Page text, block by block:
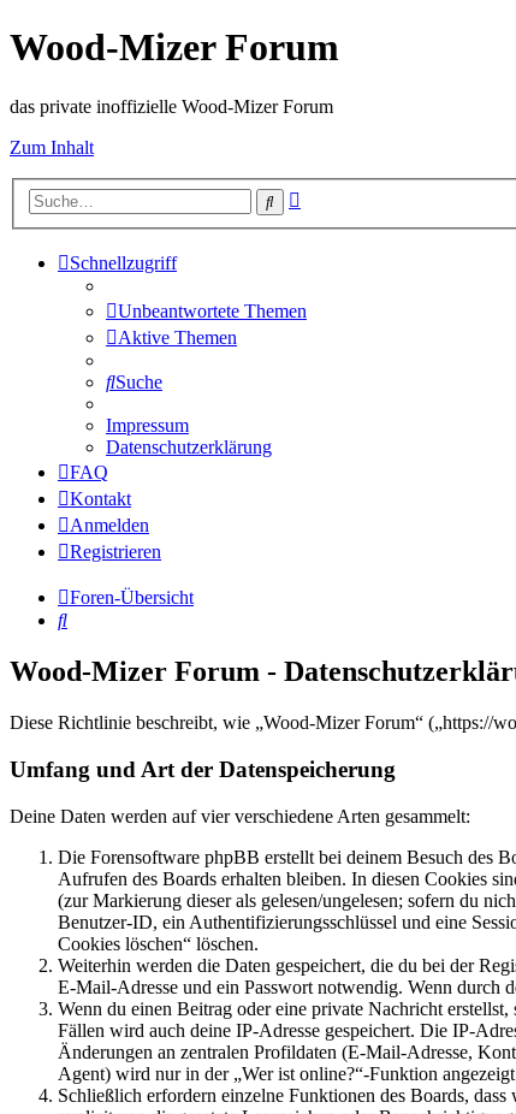
Wood-Mizer Forum
das private inoffizielle Wood-Mizer Forum
Zum Inhalt
Suche
Schnellzugriff
Unbeantwortete Themen
Aktive Themen
Suche
Impressum
Datenschutzerklärung
FAQ
Kontakt
Anmelden
Registrieren
Foren-Übersicht
Suche
Wood-Mizer Forum -
Diese Richtlinie beschreibt, wie „Wood-Mizer Forum“ („https://
Umfang und Art der Datenspeicherung
Deine Daten werden auf vier verschiedene Arten gesammelt:
Die Forensoftware phpBB erstellt bei deinem Besuch des
Aufrufen des Boards erhalten bleiben. In diesen Cookies
(zur Markierung dieser als gelesen/ungelesen; sofern du
Benutzer-ID, ein Authentifizierungsschlüssel und eine
Cookies löschen“ löschen.
Weiterhin werden die Daten gespeichert, die du bei der
E-Mail-Adresse und ein Passwort notwendig. Wenn durch
Wenn du einen Beitrag oder eine private Nachricht
Fällen wird auch deine IP-Adresse gespeichert. Die IP-
Änderungen an zentralen Profildaten (E-Mail-Adresse,
Agent) wird nur in der „Wer ist online?“-Funktion
Schließlich erfordern einzelne Funktionen des Boards,